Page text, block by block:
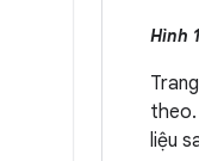
Hình
theo.
liệu